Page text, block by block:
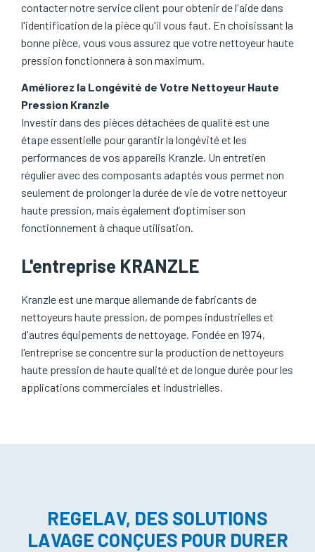
contacter notre service client pour obtenir de l'aide dans
l'identification de la pièce qu'il vous faut. En choisissant la
bonne pièce, vous vous assurez que votre nettoyeur haute
pression fonctionnera à son maximum.
Améliorez la Longévité de Votre Nettoyeur Haute
Pression Kranzle
Investir dans des pièces détachées de qualité est une
étape essentielle pour garantir la longévité et les
performances de vos appareils Kranzle. Un entretien
régulier avec des composants adaptés vous permet non
seulement de prolonger la durée de vie de votre nettoyeur
haute pression, mais également d’optimiser son
fonctionnement à chaque utilisation.
L'entreprise KRANZLE
Kranzle est une marque allemande de fabricants de
nettoyeurs haute pression, de pompes industrielles et
d'autres équipements de nettoyage. Fondée en 1974,
l'entreprise se concentre sur la production de nettoyeurs
haute pression de haute qualité et de longue durée pour les
applications commerciales et industrielles.
REGELAV, DES SOLUTIONS
LAVAGE CONÇUES POUR DURER